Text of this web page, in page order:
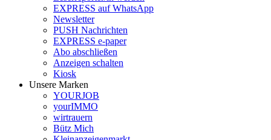
EXPRESS auf WhatsApp
Newsletter
PUSH Nachrichten
EXPRESS e-paper
Abo abschließen
Anzeigen schalten
Kiosk
Unsere Marken
YOURJOB
yourIMMO
wirtrauern
Bütz Mich